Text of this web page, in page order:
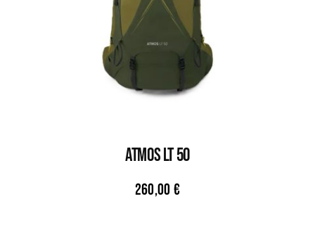
ATMOS LT 50
260,00 €